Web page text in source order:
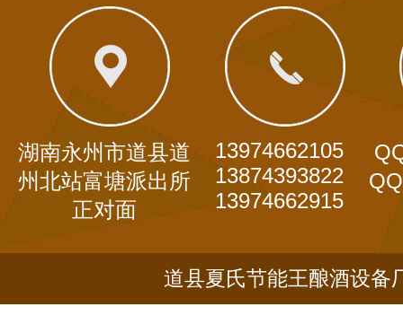
湖南永州市道县道
州北站富塘派出所
正对面
13974662105
13874393822
13974662915
道县夏氏节能王酿酒设备